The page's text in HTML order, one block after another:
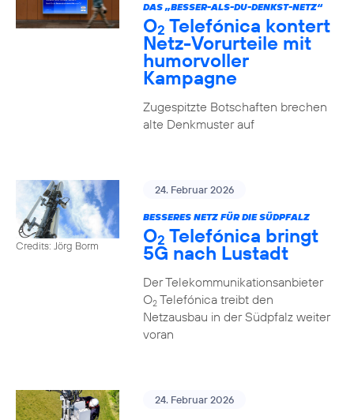
DAS „BESSER-ALS-DU-DENKST-NETZ“
O2 Telefónica kontert
Netz-Vorurteile mit
humorvoller
Kampagne
Zugespitzte Botschaften brechen
alte Denkmuster auf
Credits: Jörg Borm
24. Februar 2026
BESSERES NETZ FÜR DIE SÜDPFALZ
O2 Telefónica bringt
5G nach Lustadt
Der Telekommunikationsanbieter
O2Telefónica treibt den
Netzausbau in der Südpfalz weiter
voran
24. Februar 2026